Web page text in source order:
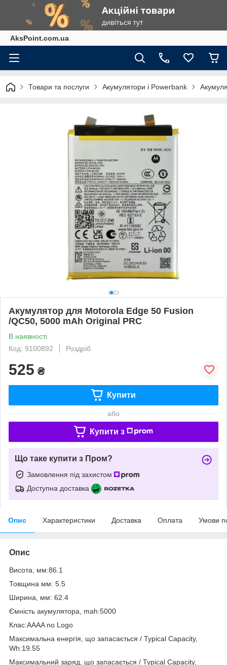
AksPoint.com.ua
Товари та послуги Акумулятори і Powerbank
Акумулятор для Motorola Edge 50 Fusion
/QC50, 5000 mAh Original PRC
В наявності
Код: 9100892
Роздріб
525 ₴
Купити
або
Купити з
Що таке купити з Пром?
Замовлення під захистом
Доступна доставка
Опис Характеристики Доставка Оплата Умови
Опис
Висота, мм:86.1
Товщина мм: 5.5
Ширина, мм: 62.4
Ємність акумулятора, mah:5000
Клас:AAAA no Logo
Максимальна енергія, що запасається / Typical Capacity,
Wh:19.55
Максимальний заряд, що запасається / Typical Capacity,